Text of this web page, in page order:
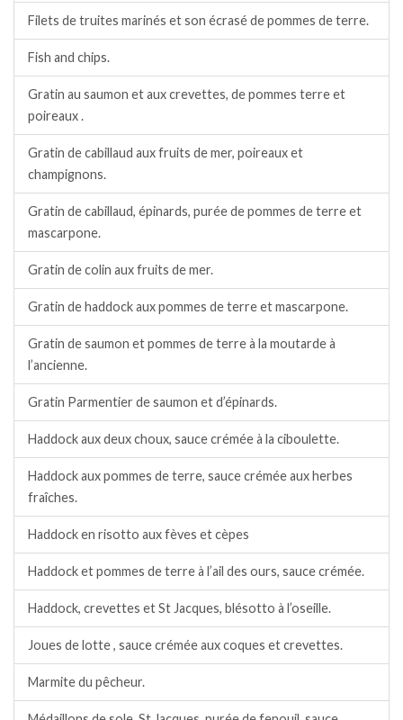
Filets de truites marinés et son écrasé de pommes de terre.
Fish and chips.
Gratin au saumon et aux crevettes, de pommes terre et
poireaux .
Gratin de cabillaud aux fruits de mer, poireaux et
champignons.
Gratin de cabillaud, épinards, purée de pommes de terre et
mascarpone.
Gratin de colin aux fruits de mer.
Gratin de haddock aux pommes de terre et mascarpone.
Gratin de saumon et pommes de terre à la moutarde à
l’ancienne.
Gratin Parmentier de saumon et d’épinards.
Haddock aux deux choux, sauce crémée à la ciboulette.
Haddock aux pommes de terre, sauce crémée aux herbes
fraîches.
Haddock en risotto aux fèves et cèpes
Haddock et pommes de terre à l’ail des ours, sauce crémée.
Haddock, crevettes et St Jacques, blésotto à l’oseille.
Joues de lotte , sauce crémée aux coques et crevettes.
Marmite du pêcheur.